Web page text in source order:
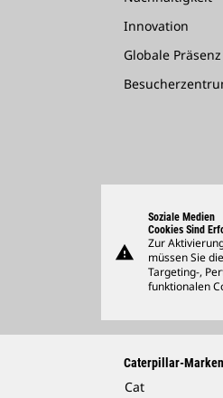
Innovation
Globale Präsenz
warning
Soziale Medien
Cookies Sind
Zur
müssen Sie
Targeting-,
funktionalen
Caterpillar-Marken
Cat